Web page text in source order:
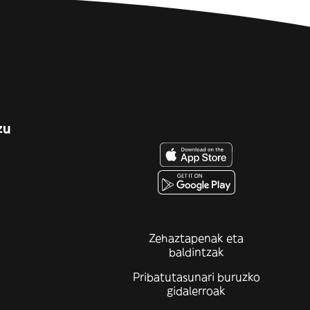
Zehaztapenak eta
baldintzak
Pribatutasunari buruzko
gidalerroak